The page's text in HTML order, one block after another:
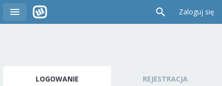
Zaloguj się
LOGOWANIE REJESTRACJA